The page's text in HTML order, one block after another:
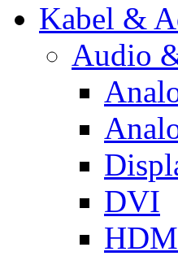
Kabel &
Audio
DVI